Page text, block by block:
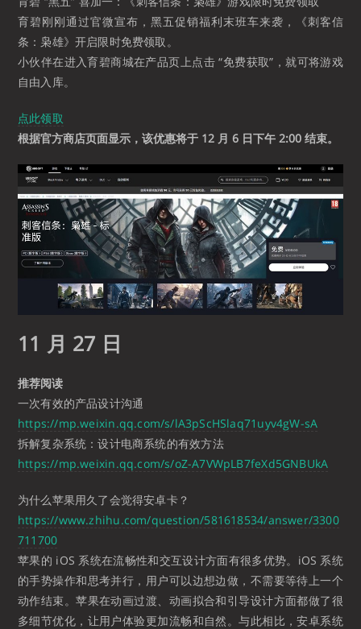
育碧刚刚通过官微宣布，黑五促销福利末班车来袭，《刺客信
条：枭雄》开启限时免费领取。
小伙伴在进入育碧商城在产品页上点击 “免费获取”，就可将游戏
自由入库。
点此领取
根据官方商店页面显示，该优惠将于 12 月 6 日下午 2:00 结束。
11 月 27 日
推荐阅读
一次有效的产品设计沟通
https://mp.weixin.qq.com/s/lA3pScHSlaq71uyv4gW-sA
拆解复杂系统：设计电商系统的有效方法
https://mp.weixin.qq.com/s/oZ-A7VWpLB7feXd5GNBUkA
为什么苹果用久了会觉得安卓卡？
https://www.zhihu.com/question/581618534/answer/3300
711700
苹果的 iOS 系统在流畅性和交互设计方面有很多优势。iOS 系统
的手势操作和思考并行，用户可以边想边做，不需要等待上一个
动作结束。苹果在动画过渡、动画拟合和引导设计方面都做了很
多细节优化，让用户体验更加流畅和自然。与此相比，安卓系统